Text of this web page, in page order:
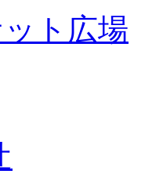
ト広場